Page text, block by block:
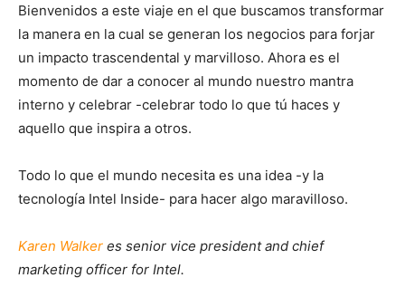
Bienvenidos a este viaje en el que buscamos transformar
la manera en la cual se generan los negocios para forjar
un impacto trascendental y marvilloso. Ahora es el
momento de dar a conocer al mundo nuestro mantra
interno y celebrar -celebrar todo lo que tú haces y
aquello que inspira a otros.
Todo lo que el mundo necesita es una idea -y la
tecnología Intel Inside- para hacer algo maravilloso.
Karen Walker es senior vice president and chief
marketing officer for Intel.